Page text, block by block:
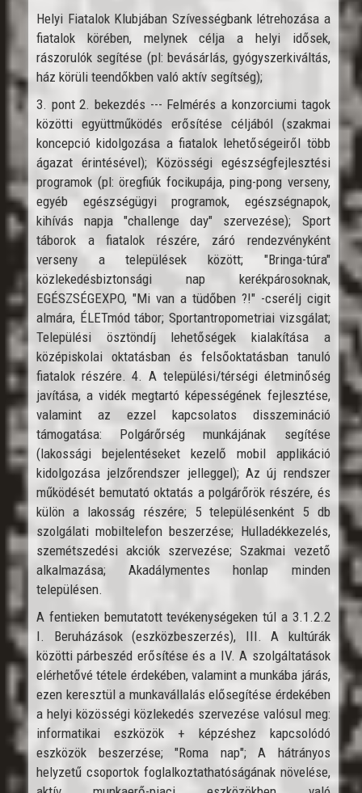
Helyi Fiatalok Klubjában Szívességbank létrehozása a
fiatalok körében, melynek célja a helyi idősek,
rászorulók segítése (pl: bevásárlás, gyógyszerkiváltás,
ház körüli teendőkben való aktív segítség);
3. pont 2. bekezdés --- Felmérés a konzorciumi tagok
közötti együttműködés erősítése céljából (szakmai
koncepció kidolgozása a fiatalok lehetőségeiről több
ágazat érintésével); Közösségi egészségfejlesztési
programok (pl: öregfiúk focikupája, ping-pong verseny,
egyéb egészségügyi programok, egészségnapok,
kihívás napja "challenge day" szervezése); Sport
táborok a fiatalok részére, záró rendezvényként
verseny a települések között; "Bringa-túra"
közlekedésbiztonsági nap kerékpárosoknak,
EGÉSZSÉGEXPO, "Mi van a tüdőben ?!" -cserélj cigit
almára, ÉLETmód tábor; Sportantropometriai vizsgálat;
Települési ösztöndíj lehetőségek kialakítása a
középiskolai oktatásban és felsőoktatásban tanuló
fiatalok részére. 4. A települési/térségi életminőség
javítása, a vidék megtartó képességének fejlesztése,
valamint az ezzel kapcsolatos disszemináció
támogatása: Polgárőrség munkájának segítése
(lakossági bejelentéseket kezelő mobil applikáció
kidolgozása jelzőrendszer jelleggel); Az új rendszer
működését bemutató oktatás a polgárőrök részére, és
külön a lakosság részére; 5 településenként 5 db
szolgálati mobiltelefon beszerzése; Hulladékkezelés,
szemétszedési akciók szervezése; Szakmai vezető
alkalmazása; Akadálymentes honlap minden
településen.
A fentieken bemutatott tevékenységeken túl a 3.1.2.2
I. Beruházások (eszközbeszerzés), III. A kultúrák
közötti párbeszéd erősítése és a IV. A szolgáltatások
elérhetővé tétele érdekében, valamint a munkába járás,
ezen keresztül a munkavállalás elősegítése érdekében
a helyi közösségi közlekedés szervezése valósul meg:
informatikai eszközök + képzéshez kapcsolódó
eszközök beszerzése; "Roma nap"; A hátrányos
helyzetű csoportok foglalkoztathatóságának növelése,